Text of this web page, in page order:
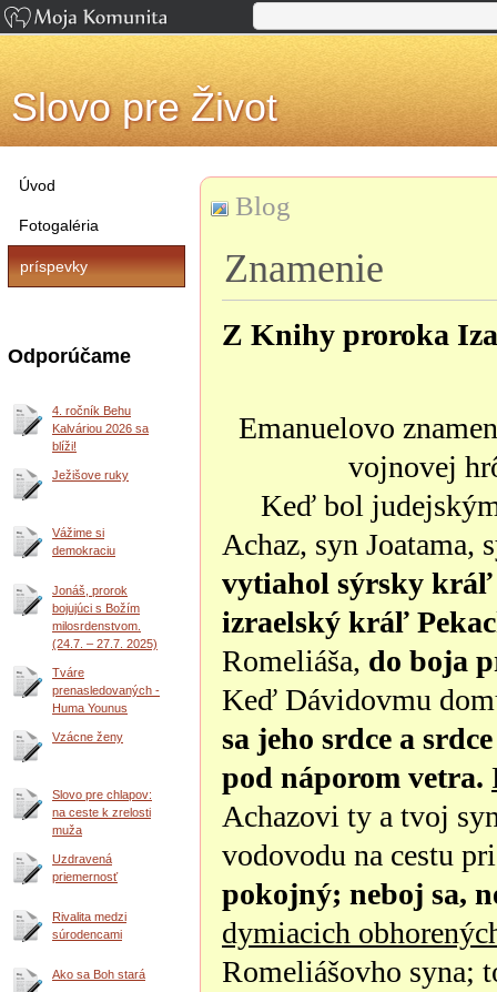
Slovo pre Život
Blog
Znamenie
Z Knihy proroka
Emanuelovo
vojnovej
Keď bol
Achaz, syn Joatama,
vytiahol sýrsky kráľ
izraelský kráľ
Romeliáša, do boja
Keď Dávidovmu
sa jeho srdce a
pod náporom vetra.
Achazovi ty a tvoj
vodovodu na cestu
pokojný; neboj sa,
dymiacich
Romeliášovho syna;
Úvod
Fotogaléria
príspevky
Odporúčame
4. ročník Behu
Kalváriou 2026 sa
blíži!
Ježišove ruky
Vážime si
demokraciu
Jonáš, prorok
bojujúci s Božím
milosrdenstvom.
(24.7. – 27.7. 2025)
Tváre
prenasledovaných -
Huma Younus
Vzácne ženy
Slovo pre chlapov:
na ceste k zrelosti
muža
Uzdravená
priemernosť
Rivalita medzi
súrodencami
Ako sa Boh stará